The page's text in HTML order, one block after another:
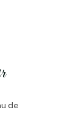
de